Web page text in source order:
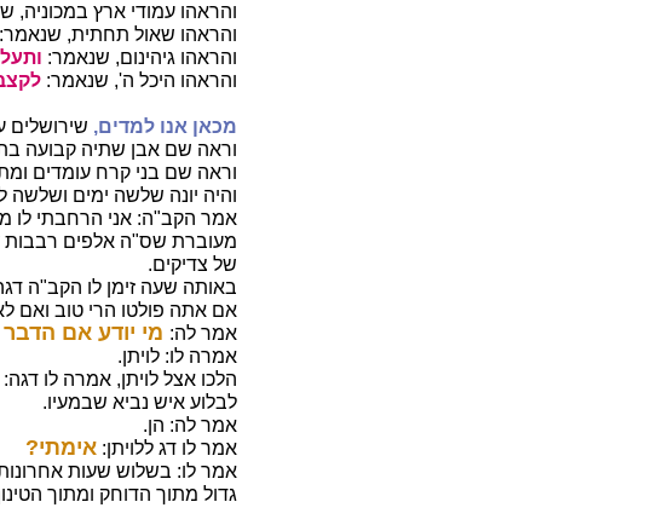
והראהו עמודי ארץ במכוניה,
והראהו שאול תחתית, שנאמר:
והראהו גיהינום, שנאמר:
והראהו היכל ה', שנאמר:
מכאן אנו למדים,
וראה שם אבן שתיה קבועה
וראה שם בני קרח עומדים
והיה יונה שלשה ימים ושלשה
אמר הקב"ה: אני הרחבתי לו
מעוברת שס"ה אלפים רבבות
של צדיקים.
באותה שעה זימן לו הקב"ה
אם אתה פולטו הרי טוב ואם
אמר לה: מי יודע אם
אמרה לו: לויתן.
הלכו אצל לויתן, אמרה לו
לבלוע איש נביא שבמעיו.
אמר לה: הן.
אמר לו דג ללויתן: אימתי?
אמר לו: בשלוש שעות
גדול מתוך הדוחק ומתוך